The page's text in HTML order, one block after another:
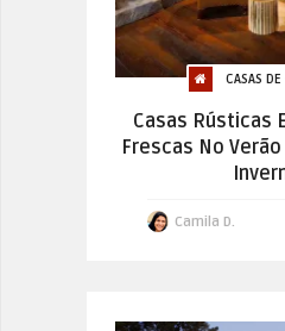
CASAS
Casas Rústicas
Frescas No
Camila D.